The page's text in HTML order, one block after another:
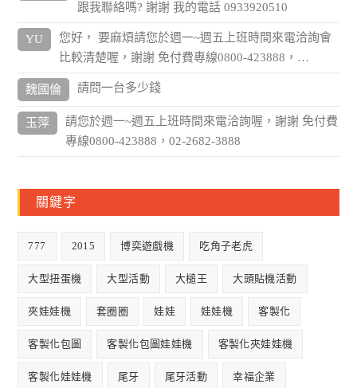
跟我聯絡嗎? 謝謝 我的電話 0933920510
YU
您好， 要麻煩請您於週一~週五上班時間來電洽詢會
比較清楚喔，謝謝 免付費專線0800-423888，…
魏國倫 請問一台多少錢
玉萍
請您於週一~週五上班時間來電洽詢喔，謝謝 免付費
專線0800-423888，02-2682-3888
關鍵字
777 2015 博奕遊戲機 吃角子老虎
大型扭蛋機 大型活動 大槌王 大頭貼機活動
夾娃娃機 套圈圈 娃娃 娃娃機 客製化
客製化包圖 客製化包圖娃娃機 客製化夾娃娃機
客製化娃娃機 尾牙 尾牙活動 幸福企業